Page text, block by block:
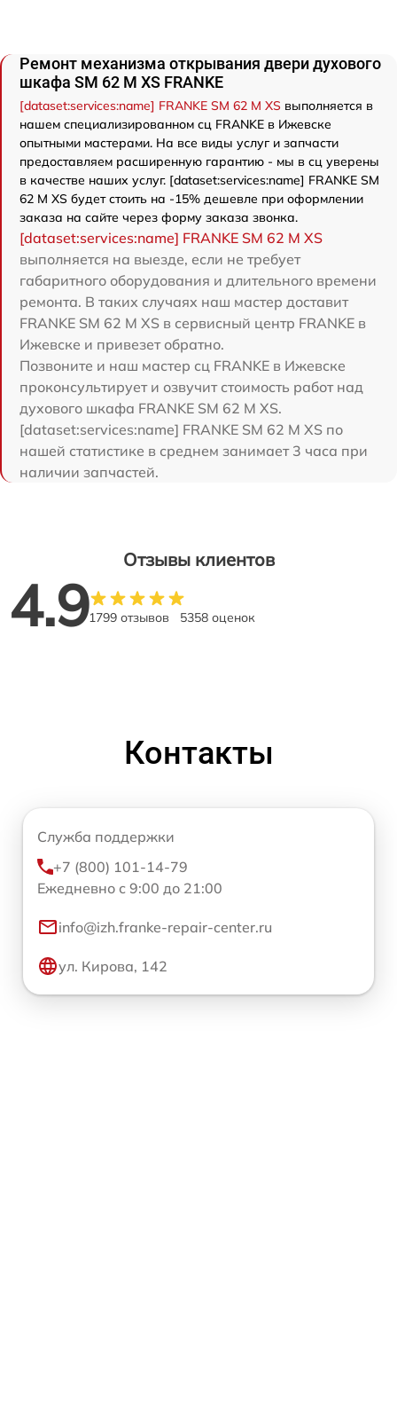
Ремонт механизма открывания двери духового
шкафа SM 62 M XS FRANKE
[dataset:services:name] FRANKE SM 62 M XS выполняется в
нашем специализированном сц FRANKE в Ижевске
опытными мастерами. На все виды услуг и запчасти
предоставляем расширенную гарантию - мы в сц уверены
в качестве наших услуг. [dataset:services:name] FRANKE SM
62 M XS будет стоить на -15% дешевле при оформлении
заказа на сайте через форму заказа звонка.
[dataset:services:name] FRANKE SM 62 M XS
выполняется на выезде, если не требует
габаритного оборудования и длительного времени
ремонта. В таких случаях наш мастер доставит
FRANKE SM 62 M XS в сервисный центр FRANKE в
Ижевске и привезет обратно.
Позвоните и наш мастер сц FRANKE в Ижевске
проконсультирует и озвучит стоимость работ над
духового шкафа FRANKE SM 62 M XS.
[dataset:services:name] FRANKE SM 62 M XS по
нашей статистике в среднем занимает 3 часа при
наличии запчастей.
Отзывы клиентов
4.91799 отзывов 5358 оценок
Контакты
Служба поддержки
+7 (800) 101-14-79
Ежедневно с 9:00 до 21:00
info@izh.franke-repair-center.ru
ул. Кирова, 142